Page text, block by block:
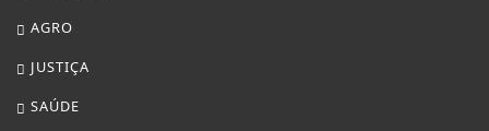
AGRO
JUSTIÇA
SAÚDE